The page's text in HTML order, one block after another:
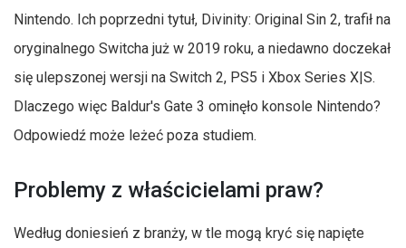
Nintendo. Ich poprzedni tytuł, Divinity: Original Sin 2, trafił na
oryginalnego Switcha już w 2019 roku, a niedawno doczekał
się ulepszonej wersji na Switch 2, PS5 i Xbox Series X|S.
Dlaczego więc Baldur's Gate 3 ominęło konsole Nintendo?
Odpowiedź może leżeć poza studiem.
Problemy z właścicielami praw?
Według doniesień z branży, w tle mogą kryć się napięte